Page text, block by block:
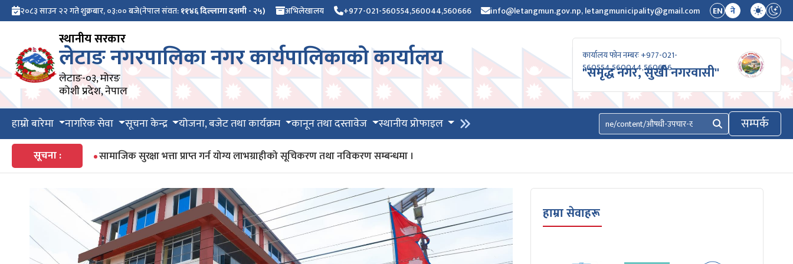
२०८३ साउन २२ गते शुक्रबार, ०३:०० बजे(नेपाल संवत:११४६ दिल्लागा दशमी - २५) अभिलेखालय +977-021-560554,560044,560666 info@letangmun.gov.np, letangmunicipality@gmail.com EN ने
स्थानीय सरकार
लेटाङ नगरपालिका नगर कार्यपालिकाको कार्यालय
लेटाङ-०३, मोरङ
कोशी प्रदेश, नेपाल
कार्यालय फोन नम्बरः +977-021-
560554,560044,560666
"समृद्ध नगर, सुखी नगरवासी"
हाम्रो बारेमा नागरिक सेवा सूचना केन्द्र योजना, बजेट तथा कार्यक्रम कानून तथा दस्तावेज स्थानीय प्रोफाइल खोज्नुहोस् सम्पर्क
सूचना : सामाजिक सुरक्षा भत्ता प्राप्त गर्न योग्य लाभग्राहीको सूचिकरण तथा नविकरण सम्बन्धमा ।
हाम्रा सेवाहरू